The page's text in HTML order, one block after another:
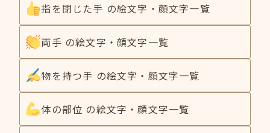
指を閉じた手 の絵文字・顔文字一覧
両手 の絵文字・顔文字一覧
物を持つ手 の絵文字・顔文字一覧
体の部位 の絵文字・顔文字一覧